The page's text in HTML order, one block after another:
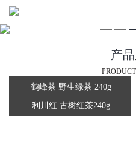
产品
鹤峰茶 野生绿茶 240g
利川红 古树红茶240g